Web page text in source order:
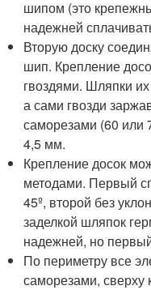
шипом (это
надежней
Вторую доску
шип. Крепление
гвоздями. Шляпки
а сами гвозди
саморезами (60 или
4,5 мм.
Крепление досок
методами. Первый
45º, второй без
заделкой шляпок
надежней, но
По периметру все
саморезами, сверху